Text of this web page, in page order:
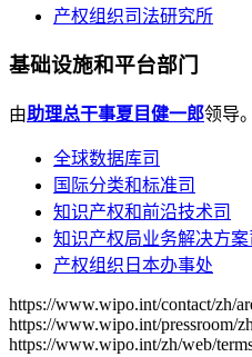
产权组织司法研究所
基础设施和平台部门
由助理总干事夏目健一郎领导
全球数据库司
国际分类和标准司
知识产权和前沿技术司
知识产权局业务解决方案
产权组织日本办事处
https://www.wipo.int/contact/zh/
https://www.wipo.int/pressroom/
https://www.wipo.int/zh/web/